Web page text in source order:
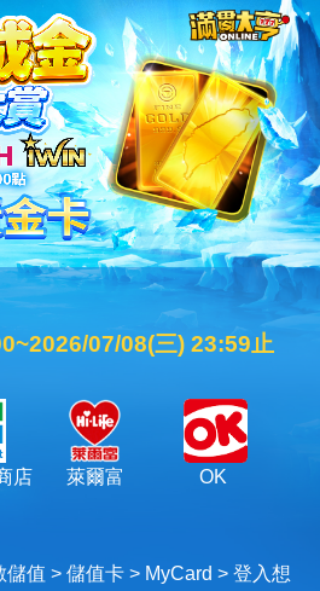
07/08(三) 23:59止
店 萊爾富 OK
值 > 儲值卡 > MyCard > 登入想